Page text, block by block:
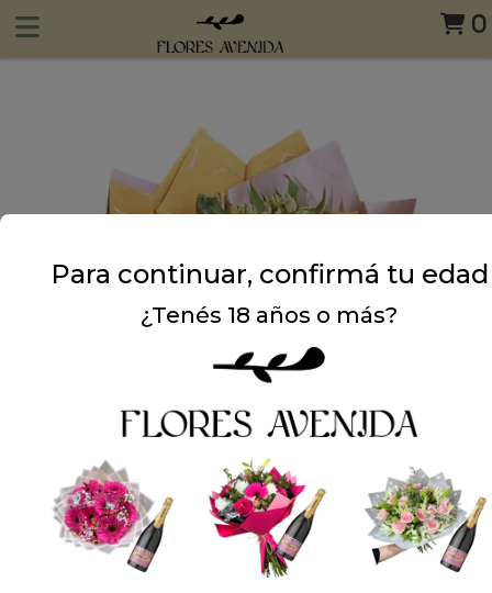
0
Para continuar, confirmá tu edad
¿Tenés 18 años o más?